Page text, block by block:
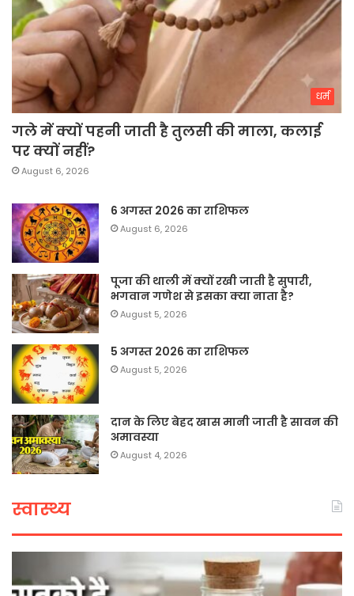
धर्म
गले में क्यों पहनी जाती है तुलसी की माला, कलाई
पर क्यों नहीं?
August 6, 2026
6 अगस्त 2026 का राशिफल
August 6, 2026
पूजा की थाली में क्यों रखी जाती है सुपारी,
भगवान गणेश से इसका क्या नाता है?
August 5, 2026
5 अगस्त 2026 का राशिफल
August 5, 2026
दान के लिए बेहद खास मानी जाती है सावन की
अमावस्या
August 4, 2026
स्वास्थ्य